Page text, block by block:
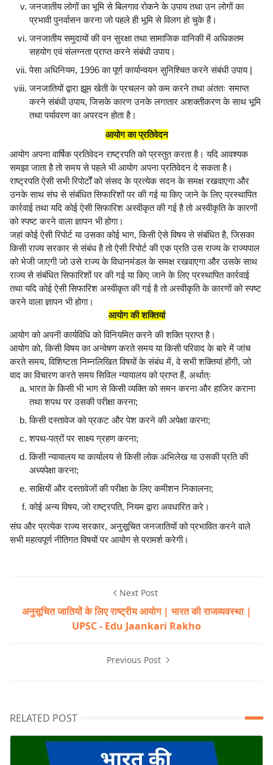
जनजातीय लोगों का भूमि से बिलगाव रोकने के उपाय तथा उन लोगों का
प्रभावी पुनर्वासन करना जो पहले ही भूमि से विलग हो चुके हैं।
जनजातीय समुदायों की वन सुरक्षा तथा सामाजिक वानिकी में अधिकतम
सहयोग एवं संलग्नता प्राप्त करने संबंधी उपाय।
पेसा अधिनियम, 1996 का पूर्ण कार्यान्वयन सुनिश्चित करने संबंधी उपाय |
जनजातियों द्वारा झूम खेती के प्रचलन को कम करने तथा अंततः समाप्त
करने संबंधी उपाय, जिसके कारण उनके लगातार अशक्तीकरण के साथ भूमि
तथा पर्यावरण का अपरदन होता है।
आयोग का प्रतिवेदन
आयोग अपना वार्षिक प्रतिवेदन राष्ट्रपति को प्रस्तुत करता है। यदि आवश्यक
समझा जाता है तो समय से पहले भी आयोग अपना प्रतिवेदन दे सकता है।
राष्ट्रपति ऐसी सभी रिपोर्टों को संसद के प्रत्येक सदन के समक्ष रखवाएगा और
उनके साथ संघ से संबंधित सिफारिशों पर की गई या किए जाने के लिए प्रस्थापित
कार्रवाई तथा यदि कोई ऐसी सिफारिश अस्वीकृत की गई है तो अस्वीकृति के कारणों
को स्पष्ट करने वाला ज्ञापन भी होगा।
जहां कोई ऐसी रिपोर्ट या उसका कोई भाग, किसी ऐसे विषय से संबंधित है, जिसका
किसी राज्य सरकार से संबंध है तो ऐसी रिपोर्ट की एक प्रति उस राज्य के राज्यपाल
को भेजी जाएगी जो उसे राज्य के विधानमंडल के समक्ष रखवाएगा और उसके साथ
राज्य से संबंधित सिफारिशों पर की गई या किए जाने के लिए प्रस्थापित कार्रवाई
तथा यदि कोई ऐसी सिफारिश अस्वीकृत की गई है तो अस्वीकृति के कारणों को स्पष्ट
करने वाला ज्ञापन भी होगा।
आयोग की शक्तियां
आयोग को अपनी कार्यविधि को विनियमित करने की शक्ति प्राप्त है।
आयोग को, किसी विषय का अन्वेषण करते समय या किसी परिवाद के बारे में जांच
करते समय, विशिष्टता निम्नलिखित विषयों के संबंध में, वे सभी शक्तियां होंगी, जो
वाद का विचारण करते समय सिविल न्यायालय को प्राप्त हैं, अर्थात्ः
भारत के किसी भी भाग से किसी व्यक्ति को समन करना और हाजिर कराना
तथा शपथ पर उसकी परीक्षा करना;
किसी दस्तावेज को प्रकट और पेश करने की अपेक्षा करना;
शपथ-पत्रों पर साक्ष्य ग्रहण करना;
किसी न्यायालय या कार्यालय से किसी लोक अभिलेख या उसकी प्रति की
अध्यपेक्षा करना;
साक्षियों और दस्तावेजों की परीक्षा के लिए कमीशन निकालना;
कोई अन्य विषय, जो राष्ट्रपति, नियम द्वारा अवधारित करे।
संघ और प्रत्येक राज्य सरकार, अनुसूचित जनजातियों को प्रभावित करने वाले
सभी महत्वपूर्ण नीतिगत विषयों पर आयोग से परामर्श करेगी।
Next Post
अनुसूचित जातियों के लिए राष्ट्रीय आयोग | भारत की राजव्यवस्था |
UPSC - Edu Jaankari Rakho
Previous Post
RELATED POST